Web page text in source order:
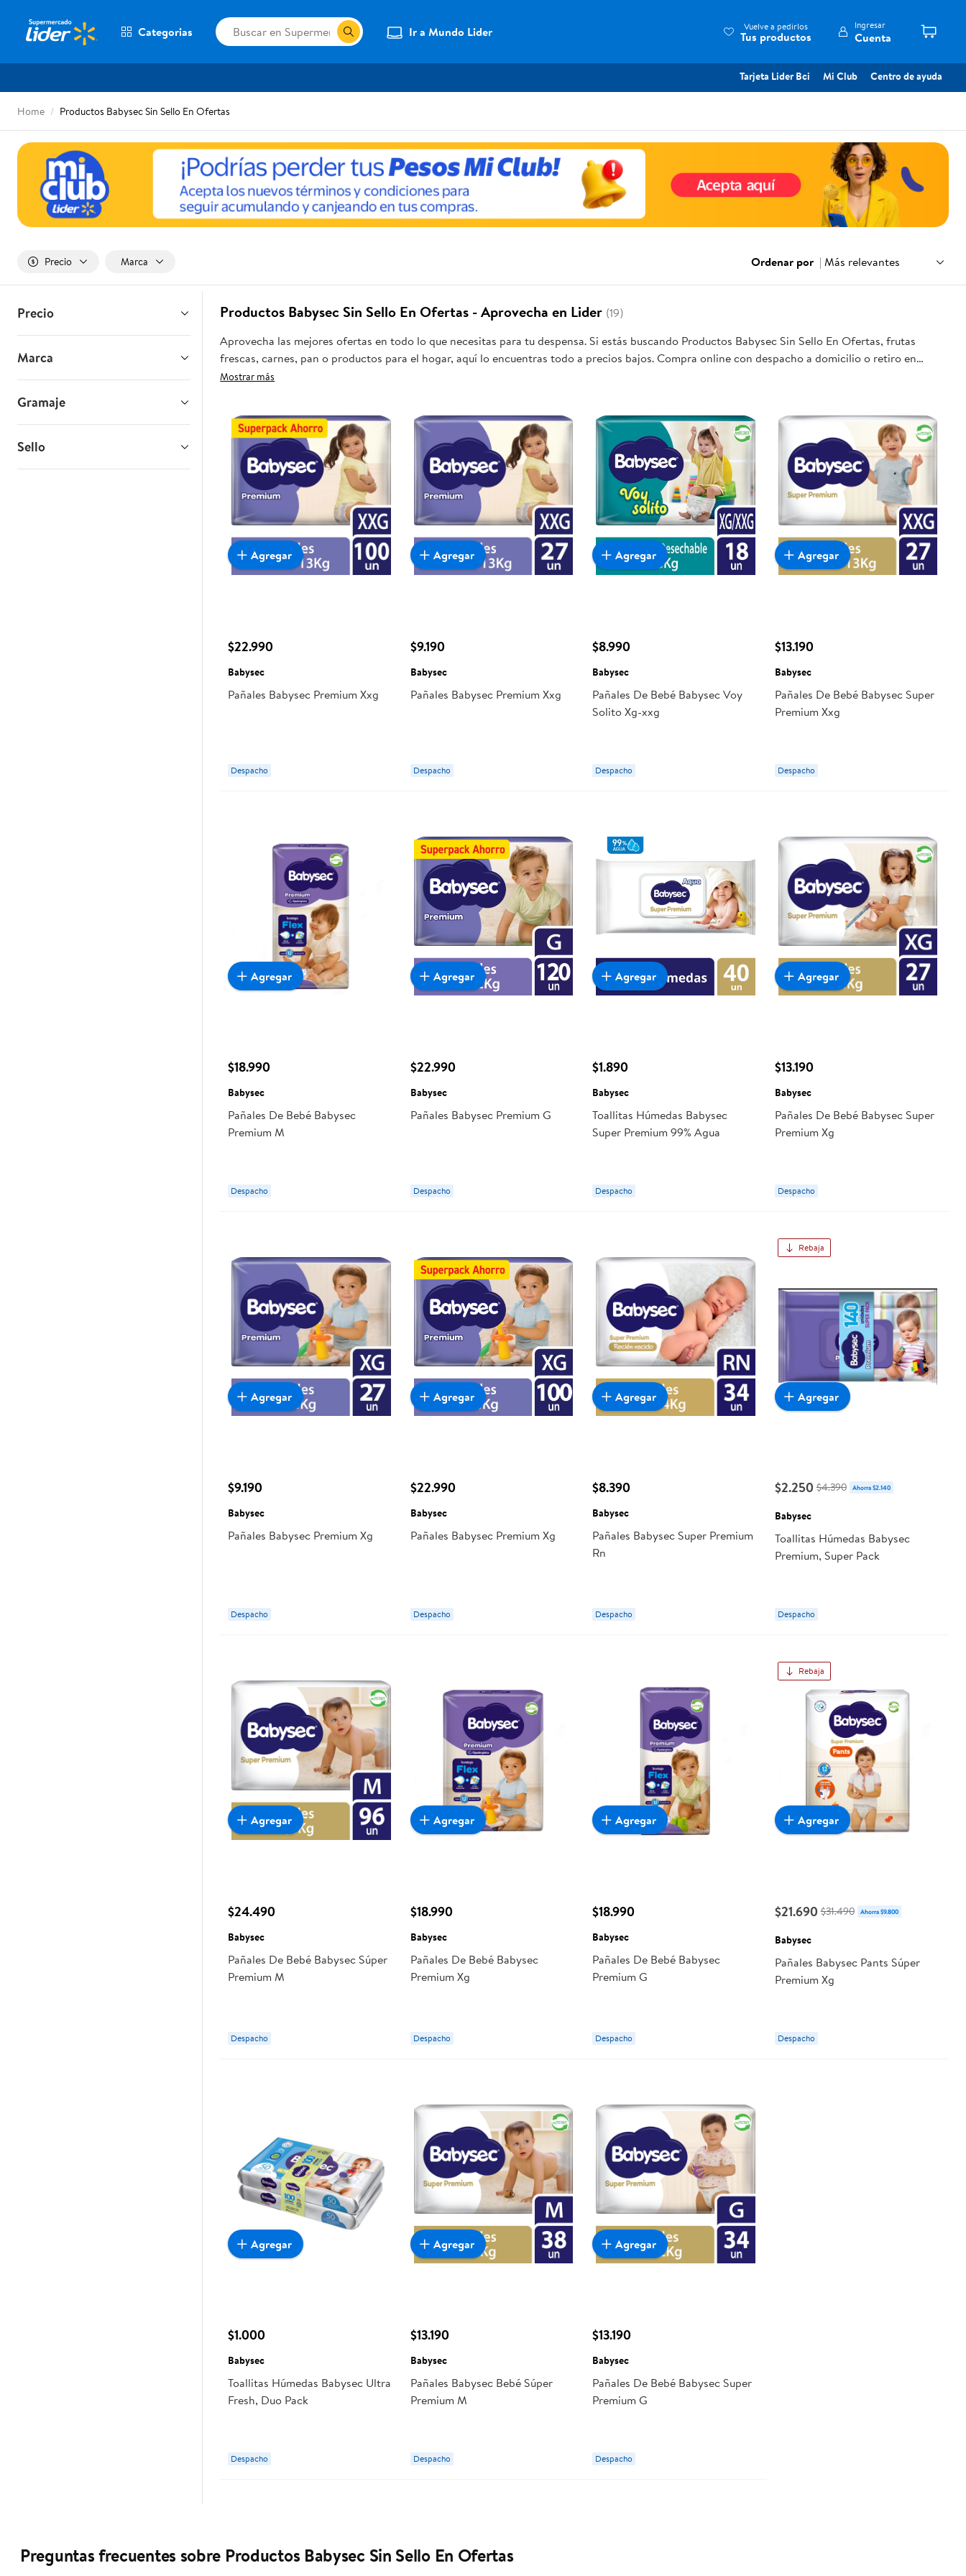
Categorias Ir a Mundo Lider Vuelve a pedirlos
Tus productos
Ingresar
Cuenta
Tarjeta Lider Bci Mi Club Centro de ayuda
Home Productos Babysec Sin Sello En Ofertas
Precio Marca Ordenar por | Más relevantes
Precio
Marca
Gramaje
Sello
Productos Babysec Sin Sello En Ofertas - Aprovecha en Lider (19)
Aprovecha las mejores ofertas en todo lo que necesitas para tu despensa. Si estás buscando Productos Babysec Sin Sello En Ofertas, frutas
frescas, carnes, pan o productos para el hogar, aquí lo encuentras todo a precios bajos. Compra online con despacho a domicilio o retiro en
tienda, y haz que esta oportunidad sea realmente conveniente para ti y tu familia.
Mostrar más
$22.990
Babysec
Pañales Babysec Premium Xxg
Despacho
Agregar
$9.190
Babysec
Pañales Babysec Premium Xxg
Despacho
Agregar
$8.990
Babysec
Pañales De Bebé Babysec Voy
Solito Xg-xxg
Despacho
Agregar
$13.190
Babysec
Pañales De Bebé Babysec Super
Premium Xxg
Despacho
Agregar
$18.990
Babysec
Pañales De Bebé Babysec
Premium M
Despacho
Agregar
$22.990
Babysec
Pañales Babysec Premium G
Despacho
Agregar
$1.890
Babysec
Toallitas Húmedas Babysec
Super Premium 99% Agua
Despacho
Agregar
$13.190
Babysec
Pañales De Bebé Babysec Super
Premium Xg
Despacho
Agregar
$9.190
Babysec
Pañales Babysec Premium Xg
Despacho
Agregar
$22.990
Babysec
Pañales Babysec Premium Xg
Despacho
Agregar
$8.390
Babysec
Pañales Babysec Super Premium
Rn
Despacho
Agregar
Rebaja
$2.250 $4.390 Ahorra $2.140
Babysec
Toallitas Húmedas Babysec
Premium, Super Pack
Despacho
Agregar
$24.490
Babysec
Pañales De Bebé Babysec Súper
Premium M
Despacho
Agregar
$18.990
Babysec
Pañales De Bebé Babysec
Premium Xg
Despacho
Agregar
$18.990
Babysec
Pañales De Bebé Babysec
Premium G
Despacho
Agregar
Rebaja
$21.690 $31.490 Ahorra $9.800
Babysec
Pañales Babysec Pants Súper
Premium Xg
Despacho
Agregar
$1.000
Babysec
Toallitas Húmedas Babysec Ultra
Fresh, Duo Pack
Despacho
Agregar
$13.190
Babysec
Pañales Babysec Bebé Súper
Premium M
Despacho
Agregar
$13.190
Babysec
Pañales De Bebé Babysec Super
Premium G
Despacho
Agregar
Preguntas frecuentes sobre Productos Babysec Sin Sello En Ofertas